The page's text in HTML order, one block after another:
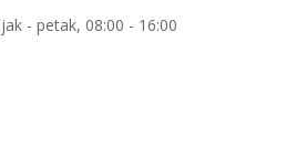
- petak, 08:00 - 16:00